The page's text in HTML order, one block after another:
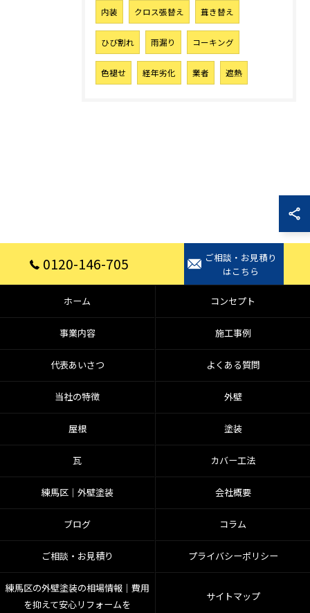
内装 クロス張替え 葺き替え
ひび割れ 雨漏り コーキング
色褪せ 経年劣化 業者 遮熱
0120-146-705
ご相談・お見積り
はこちら
ホーム コンセプト
事業内容 施工事例
代表あいさつ よくある質問
当社の特徴 外壁
屋根 塗装
瓦 カバー工法
練馬区│外壁塗装 会社概要
ブログ コラム
ご相談・お見積り プライバシーポリシー
練馬区の外壁塗装の相場情報｜費用
を抑えて安心リフォームを
サイトマップ